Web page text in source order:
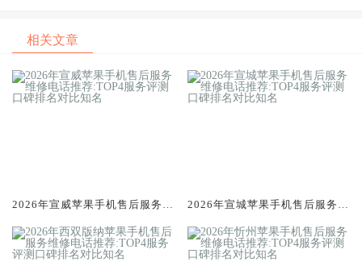
相关文章
2026年宣威苹果手机售后服务维
排名对比知名
2026年宣城苹果手机售后服务维
排名对比知名